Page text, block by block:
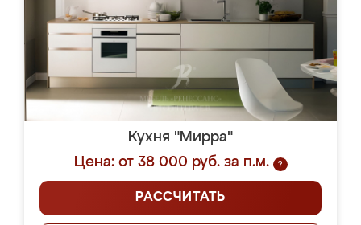
Кухня "Мирра"
Цена: от 38 000 руб. за п.м.
?
РАССЧИТАТЬ